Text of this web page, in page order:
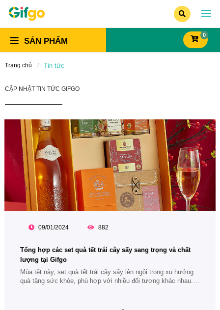
SẢN PHẨM
0
Trang chủ Tin tức
CẬP NHẬT TIN TỨC GIFGO
09/01/2024 882
Tổng hợp các set quà tết trái cây sấy sang trọng và chất
lượng tại Gifgo
Mùa tết này, set quà tết trái cây sấy lên ngôi trong xu hướng
quà tặng sức khỏe, phù hợp với nhiều đối tượng khác nhau.